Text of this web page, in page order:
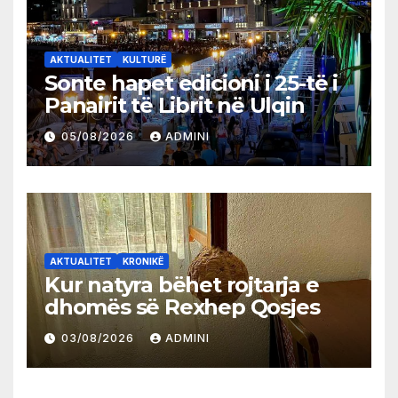
AKTUALITET KULTURË
Sonte hapet edicioni i 25-të i
Panairit të Librit në Ulqin
05/08/2026 ADMINI
AKTUALITET KRONIKË
Kur natyra bëhet rojtarja e
dhomës së Rexhep Qosjes
03/08/2026 ADMINI